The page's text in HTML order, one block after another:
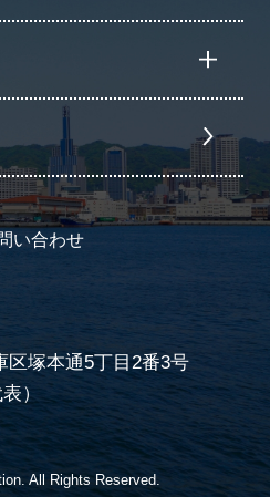
い合わせ
塚本通5丁目2番3号
表）
All Rights Reserved.